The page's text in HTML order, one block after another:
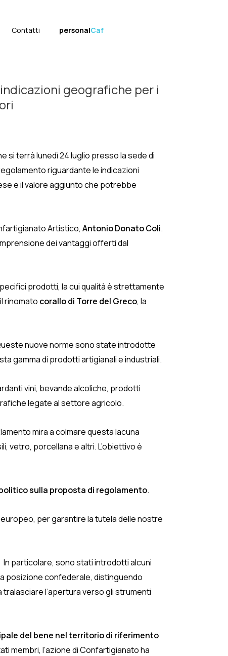
Contatti personalCaf
geografiche per i
si terrà lunedì 24 luglio presso la sede di
riguardante le indicazioni
e il valore aggiunto che potrebbe
Artistico, Antonio Donato Colì.
dei vantaggi offerti dal
prodotti, la cui qualità è strettamente
rinomato corallo di Torre del Greco, la
nuove norme sono state introdotte
gamma di prodotti artigianali e industriali.
vini, bevande alcoliche, prodotti
legate al settore agricolo.
mira a colmare questa lacuna
vetro, porcellana e altri. L’obiettivo è
sulla proposta di regolamento.
per garantire la tutela delle nostre
particolare, sono stati introdotti alcuni
posizione confederale, distinguendo
l’apertura verso gli strumenti
del bene nel territorio di riferimento
membri, l’azione di Confartigianato ha